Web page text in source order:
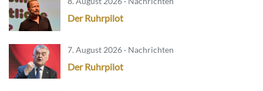
Der Ruhrpilot
7. August 2026 · Nachrichten
Der Ruhrpilot